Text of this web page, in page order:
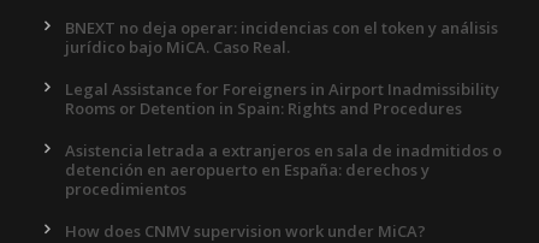
BNEXT no deja operar: incidencias con el token y análisis
jurídico bajo MiCA. Caso Real.
Legal Assistance for Foreigners in Airport Inadmissibility
Rooms or Detention in Spain: Rights and Procedures
Asistencia letrada a extranjeros en sala de inadmitidos o
detención en aeropuerto en España: derechos y
procedimientos
How does CNMV supervision work under MiCA?